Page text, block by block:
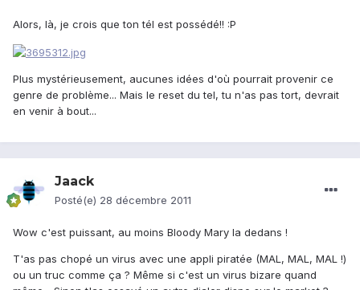
Alors, là, je crois que ton tél est possédé!! :P
Plus mystérieusement, aucunes idées d'où pourrait provenir ce
genre de problème... Mais le reset du tel, tu n'as pas tort, devrait
en venir à bout...
Jaack
Posté(e) 28 décembre 2011
Wow c'est puissant, au moins Bloody Mary la dedans !
T'as pas chopé un virus avec une appli piratée (MAL, MAL, MAL !)
ou un truc comme ça ? Même si c'est un virus bizare quand